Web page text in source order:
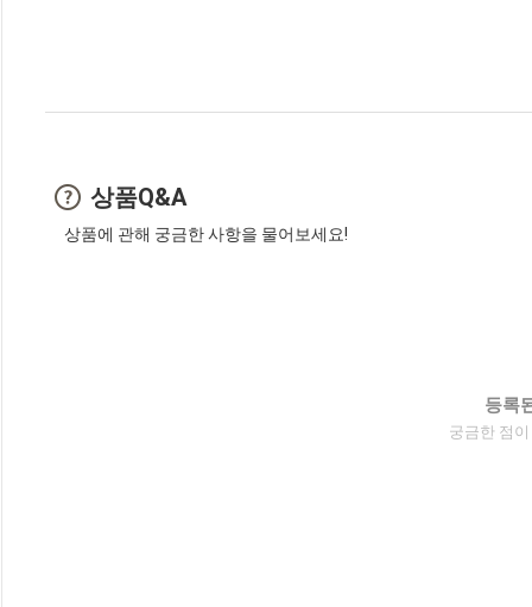
상품Q&A
상품에 관해 궁금한 사항을 물어보세요!
등록
궁금한 점